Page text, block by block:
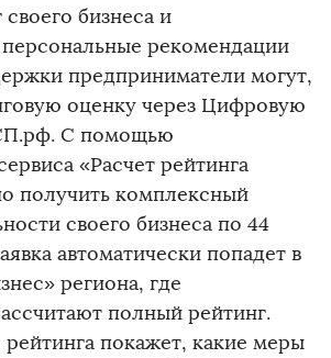
своего бизнеса и
рекомендации
предприниматели могут,
оценку через Цифровую
С помощью
«Расчет рейтинга
получить комплексный
своего бизнеса по 44
автоматически попадет в
региона, где
полный рейтинг.
покажет, какие меры